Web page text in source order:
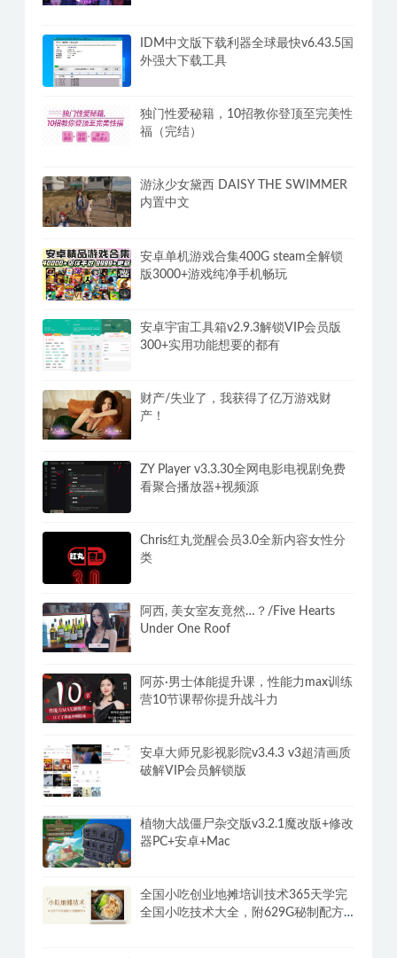
IDM中文版下载利器全球最快v6.43.5国
外强大下载工具
独门性爱秘籍，10招教你登顶至完美性
福（完结）
游泳少女黛西 DAISY THE SWIMMER
内置中文
安卓单机游戏合集400G steam全解锁
版3000+游戏纯净手机畅玩
安卓宇宙工具箱v2.9.3解锁VIP会员版
300+实用功能想要的都有
财产/失业了，我获得了亿万游戏财
产！
ZY Player v3.3.30全网电影电视剧免费
看聚合播放器+视频源
Chris红丸觉醒会员3.0全新内容女性分
类
阿西, 美女室友竟然…？/Five Hearts
Under One Roof
阿苏·男士体能提升课，性能力max训练
营10节课帮你提升战斗力
安卓大师兄影视影院v3.4.3 v3超清画质
破解VIP会员解锁版
植物大战僵尸杂交版v3.2.1魔改版+修改
器PC+安卓+Mac
全国小吃创业地摊培训技术365天学完
全国小吃技术大全，附629G秘制配方